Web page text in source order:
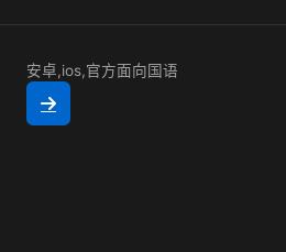
安卓,ios,官方面向国语